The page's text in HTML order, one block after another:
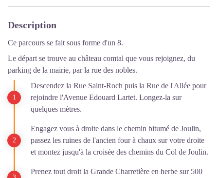
Description
Ce parcours se fait sous forme d'un 8.
Le départ se trouve au château comtal que vous rejoignez, du
parking de la mairie, par la rue des nobles.
Descendez la Rue Saint-Roch puis la Rue de l'Allée pour
rejoindre l'Avenue Edouard Lartet. Longez-la sur
quelques mètres.
Engagez vous à droite dans le chemin bitumé de Joulin,
passez les ruines de l'ancien four à chaux sur votre droite
et montez jusqu'à la croisée des chemins du Col de Joulin.
Prenez tout droit la Grande Charretière en herbe sur 500